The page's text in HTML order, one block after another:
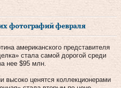
фотографий февраля
американского представителя
стала самой дорогой среди
нее $95 млн.
высоко ценятся коллекционерами